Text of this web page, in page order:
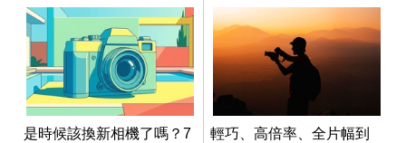
是時候該換新相機了嗎？7
輕巧、高倍率、全片幅到